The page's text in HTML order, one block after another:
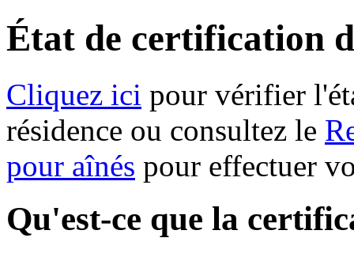
État de certification
Cliquez ici pour vérifier
résidence ou consultez le
pour aînés pour effectuer
Qu'est-ce que la